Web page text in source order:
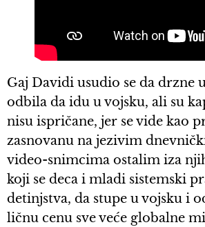
Gaj Davidi usudio se da drzne
odbila da idu u vojsku, ali su
nisu ispričane, jer se vide kao
zasnovanu na jezivim
video-snimcima ostalim iza
koji se deca i mladi sistemski
detinjstva, da stupe u vojsku i
ličnu cenu sve veće globalne